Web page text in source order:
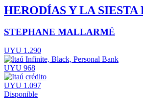
HERODÍAS Y LA SIESTA
STEPHANE MALLARMÉ
UYU 1.290
UYU 968
UYU 1.097
Disponible